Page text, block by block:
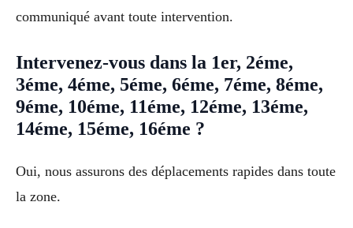
communiqué avant toute intervention.
Intervenez-vous dans la 1er, 2éme,
3éme, 4éme, 5éme, 6éme, 7éme, 8éme,
9éme, 10éme, 11éme, 12éme, 13éme,
14éme, 15éme, 16éme ?
Oui, nous assurons des déplacements rapides dans toute
la zone.